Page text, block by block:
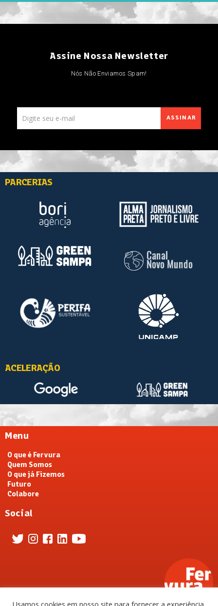
Assine Nossa Newsletter
Nós Não Enviamos Spam!
ASSINAR
PARCERIAS
ACELERAÇÃO
Menu
O que é Fervura
Quem Somos
O que já Fizemos
Futuro
Colabore
Social
Usamos cookies em nosso site para fornecer a experiência